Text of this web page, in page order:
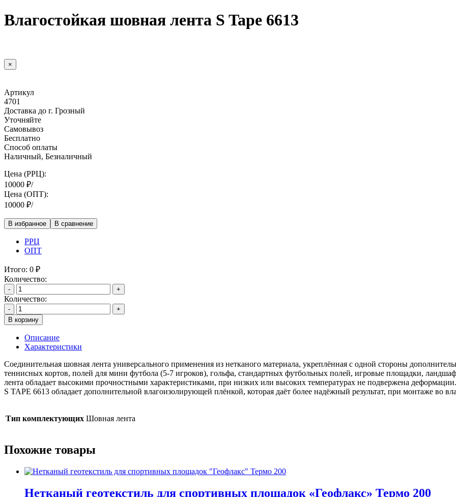
Влагостойкая шовная лента S Tape 6613
×
Артикул
4701
Доставка до г. Грозный
Уточняйте
Самовывоз
Бесплатно
Способ оплаты
Наличный, Безналичный
Цена (РРЦ):
10000 ₽/
Цена (ОПТ):
10000 ₽/
В избранное В сравнение
РРЦ
ОПТ
Итого: 0 ₽
Количество:
- +
Количество:
-
+
В корзину
Описание
Характеристики
Соединительная шовная лента универсального применения из нетканого материала, укреплённая с одной стороны
теннисных кортов, полей для мини футбола (5-7 игроков), гольфа, стандартных футбольных полей, игровые площадки,
лента обладает высокими прочностными характеристиками, при низких или высоких температурах не подвержена деформации.
S TAPE 6613 обладает дополнительной влагоизолирующей плёнкой, которая даёт более надёжный результат, при монтаже во
Тип комплектующих Шовная лента
Похожие товары
Нетканый геотекстиль для спортивных площадок «Геофлакс» Термо 200